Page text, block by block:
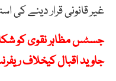
غیر قانونی قرار دینے کی
جسٹس مظاہر نقوی کو
جاوید اقبال کیخلاف